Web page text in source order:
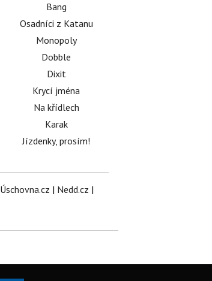
Bang
Osadníci z Katanu
Monopoly
Dobble
Dixit
Krycí jména
Na křídlech
Karak
Jízdenky, prosím!
Úschovna.cz | Nedd.cz |